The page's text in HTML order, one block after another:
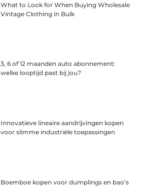
What to Look for When Buying Wholesale
Vintage Clothing in Bulk
3, 6 of 12 maanden auto abonnement:
welke looptijd past bij jou?
Innovatieve lineaire aandrijvingen kopen
voor slimme industriële toepassingen
Boemboe kopen voor dumplings en bao’s